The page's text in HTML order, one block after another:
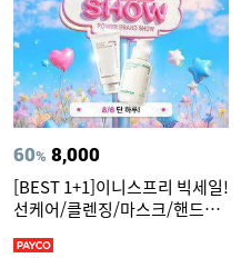
60% 8,000
[BEST 1+1]이니스프리 빅세일!
선케어/클렌징/마스크/핸드크